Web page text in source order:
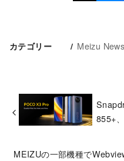
カテゴリー Meizu News
855+
MEIZUの一部機種で